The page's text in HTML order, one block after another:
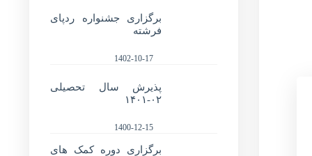
برگزاری جشنواره ردپای
فرشته
1402-10-17
پذیرش سال تحصیلی
۰۲-۱۴۰۱
1400-12-15
برگزاری دوره کمک های